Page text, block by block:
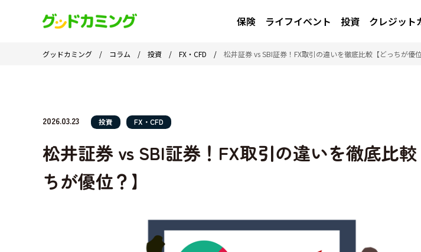
保険 ライフイベント 投資 クレジット
グッドカミング / コラム / 投資 / FX・CFD / 松井証券 vs SBI証券！FX取引の違いを徹底比較【どっちが優位
2026.03.23 投資 FX・CFD
松井証券 vs SBI証券！FX取引の違いを徹底比較
ちが優位？】